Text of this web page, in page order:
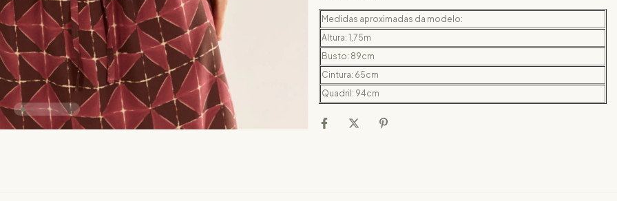
Medidas aproximadas da modelo:
Altura: 1,75m
Busto: 89cm
Cintura: 65cm
Quadril: 94cm